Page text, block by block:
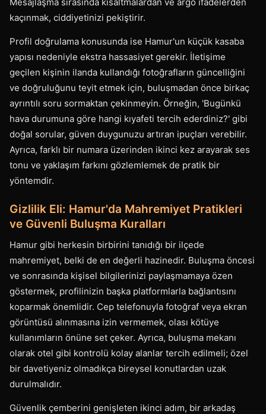
kaçınmak, ciddiyetinizi pekiştirir.
Profil doğrulama konusunda ise Hamur'un küçük kasaba
yapısı nedeniyle ekstra hassasiyet gerekir. İletişime
geçilen kişinin ilanda kullandığı fotoğrafların güncelliğini
ve doğruluğunu teyit etmek için, buluşmadan önce birkaç
ayrıntılı soru sormaktan çekinmeyin. Örneğin, 'Bugünkü
hava durumuna göre hangi kıyafeti tercih ederdiniz?' gibi
doğal sorular, güven duygunuzu artıran ipuçları verebilir.
Ayrıca, farklı bir numara üzerinden ikinci kez arayarak ses
tonu ve yaklaşım farkını gözlemlemek de pratik bir
yöntemdir.
Gizlilik Eli: Hamur'da Mahremiyet Pratikleri
ve Güvenli Buluşma Kuralları
Hamur gibi herkesin birbirini tanıdığı bir ilçede
mahremiyet, belki de en değerli hazinedir. Buluşma öncesi
ve sonrasında kişisel bilgilerinizi paylaşmamaya özen
göstermek, profilinizin başka platformlarla bağlantısını
koparmak önemlidir. Cep telefonuyla fotoğraf veya ekran
görüntüsü alınmasına izin vermemek, olası kötüye
kullanımların önüne set çeker. Ayrıca, buluşma mekanı
olarak otel gibi kontrolü kolay alanlar tercih edilmeli; özel
bir davetiyeniz olmadıkça bireysel konutlardan uzak
durulmalıdır.
Güvenlik çemberini genişleten ikinci adım, bir arkadaş